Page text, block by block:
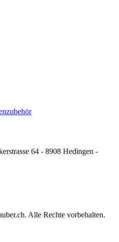
64 - 8908 Hedingen -
Alle Rechte vorbehalten.